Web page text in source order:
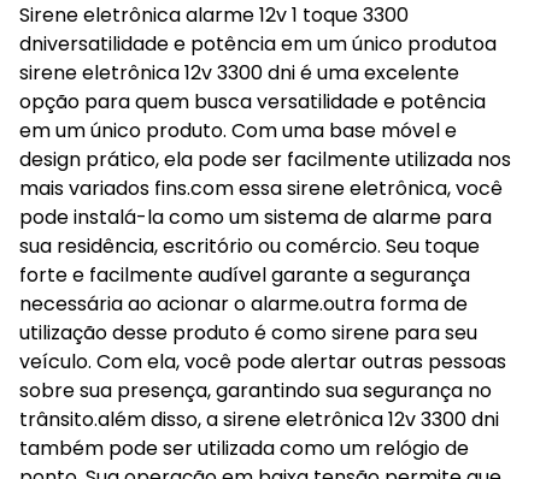
Sirene eletrônica alarme 12v 1 toque 3300
dniversatilidade e potência em um único produtoa
sirene eletrônica 12v 3300 dni é uma excelente
opção para quem busca versatilidade e potência
em um único produto. Com uma base móvel e
design prático, ela pode ser facilmente utilizada nos
mais variados fins.com essa sirene eletrônica, você
pode instalá-la como um sistema de alarme para
sua residência, escritório ou comércio. Seu toque
forte e facilmente audível garante a segurança
necessária ao acionar o alarme.outra forma de
utilização desse produto é como sirene para seu
veículo. Com ela, você pode alertar outras pessoas
sobre sua presença, garantindo sua segurança no
trânsito.além disso, a sirene eletrônica 12v 3300 dni
também pode ser utilizada como um relógio de